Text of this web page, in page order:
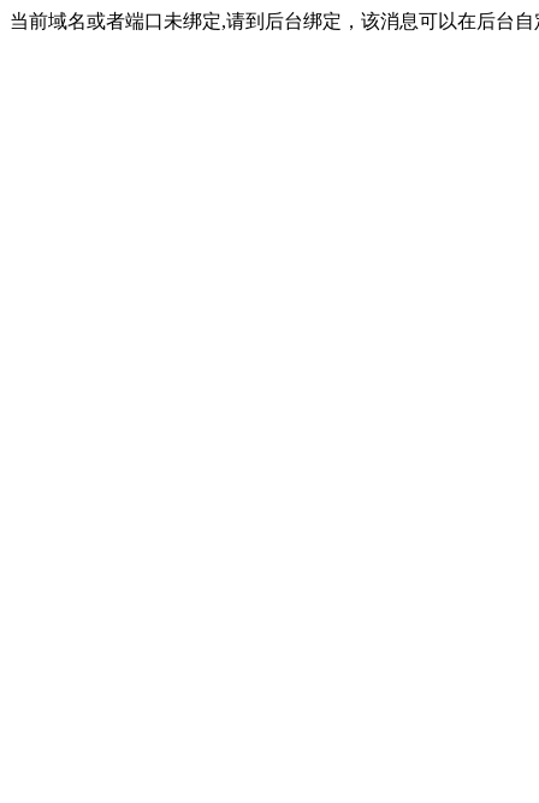
当前域名或者端口未绑定,请到后台绑定，该消息可以在后台自